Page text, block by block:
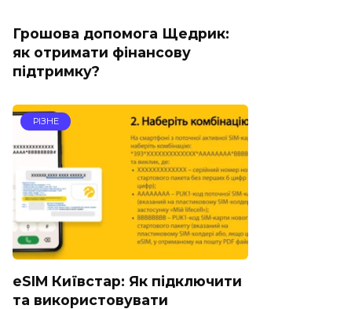
Грошова допомога Щедрик:
як отримати фінансову
підтримку?
РІЗНЕ
eSIM Київстар: Як підключити
та використовувати